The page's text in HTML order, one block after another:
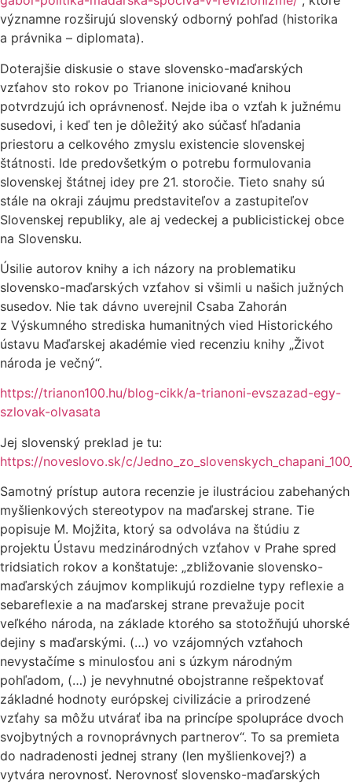
významne rozširujú slovenský odborný pohľad (historika
a právnika – diplomata).
Doterajšie diskusie o stave slovensko-maďarských
vzťahov sto rokov po Trianone iniciované knihou
potvrdzujú ich oprávnenosť. Nejde iba o vzťah k južnému
susedovi, i keď ten je dôležitý ako súčasť hľadania
priestoru a celkového zmyslu existencie slovenskej
štátnosti. Ide predovšetkým o potrebu formulovania
slovenskej štátnej idey pre 21. storočie. Tieto snahy sú
stále na okraji záujmu predstaviteľov a zastupiteľov
Slovenskej republiky, ale aj vedeckej a publicistickej obce
na Slovensku.
Úsilie autorov knihy a ich názory na problematiku
slovensko-maďarských vzťahov si všimli u našich južných
susedov. Nie tak dávno uverejnil Csaba Zahorán
z Výskumného strediska humanitných vied Historického
ústavu Maďarskej akadémie vied recenziu knihy „Život
národa je večný“.
https://trianon100.hu/blog-cikk/a-trianoni-evszazad-egy-
szlovak-olvasata
Jej slovenský preklad je tu:
https://noveslovo.sk/c/
Samotný prístup autora recenzie je ilustráciou zabehaných
myšlienkových stereotypov na maďarskej strane. Tie
popisuje M. Mojžita, ktorý sa odvoláva na štúdiu z
projektu Ústavu medzinárodných vzťahov v Prahe spred
tridsiatich rokov a konštatuje: „zbližovanie slovensko-
maďarských záujmov komplikujú rozdielne typy reflexie a
sebareflexie a na maďarskej strane prevažuje pocit
veľkého národa, na základe ktorého sa stotožňujú uhorské
dejiny s maďarskými. (…) vo vzájomných vzťahoch
nevystačíme s minulosťou ani s úzkym národným
pohľadom, (…) je nevyhnutné obojstranne rešpektovať
základné hodnoty európskej civilizácie a prirodzené
vzťahy sa môžu utvárať iba na princípe spolupráce dvoch
svojbytných a rovnoprávnych partnerov“. To sa premieta
do nadradenosti jednej strany (len myšlienkovej?) a
vytvára nerovnosť. Nerovnosť slovensko-maďarských